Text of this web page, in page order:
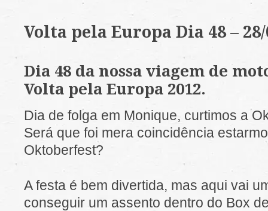
Volta pela Europa Dia 48 – 28/
Dia 48 da nossa viagem de
Volta pela Europa 2012.
Dia de folga em Monique, curtimos a
Será que foi mera coincidência
Oktoberfest?
A festa é bem divertida, mas aqui vai
conseguir um assento dentro do Box